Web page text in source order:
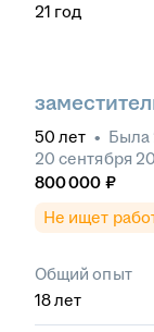
21 год
50 лет • Была
20 сентября
800 000 ₽
Не ищет
Общий опыт
18лет